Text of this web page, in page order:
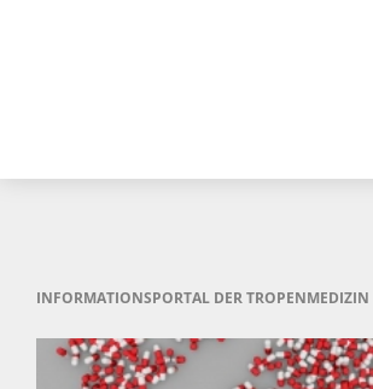
INFORMATIONSPORTAL DER TROPENMEDIZIN